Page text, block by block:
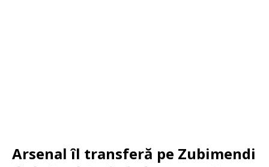
Arsenal îl transferă pe Zubimendi